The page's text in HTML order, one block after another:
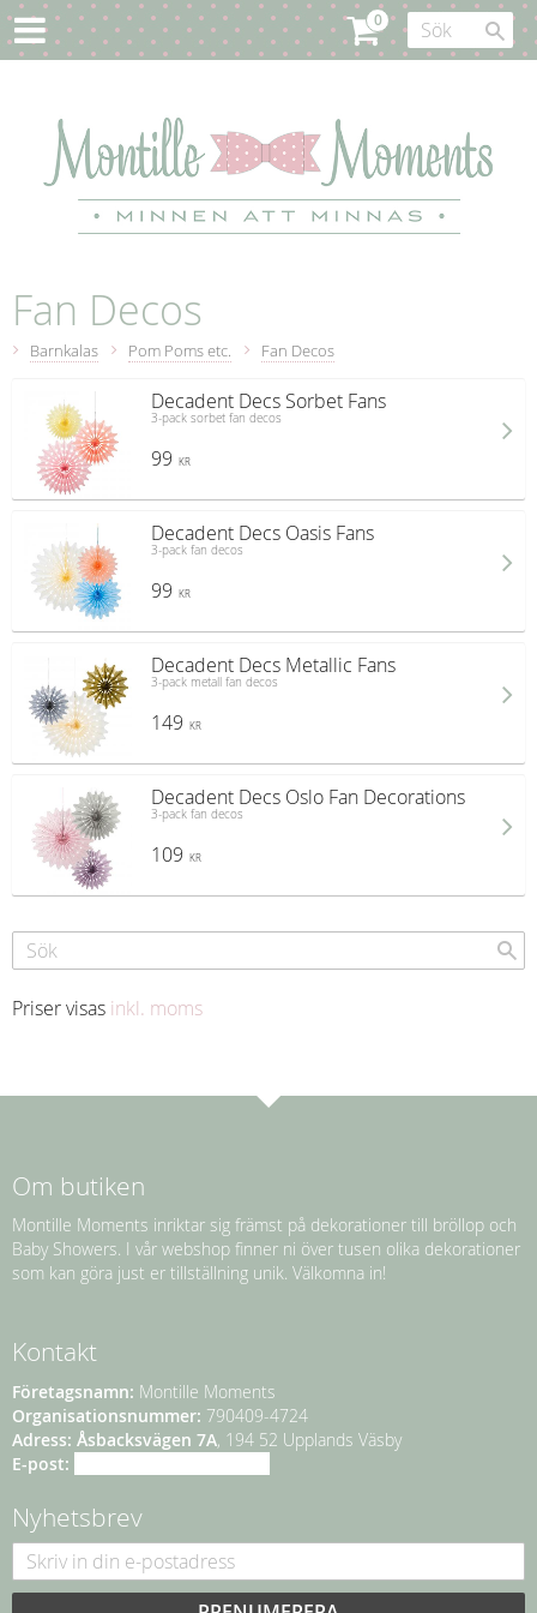
Fan Decos
Barnkalas Pom Poms etc. Fan Decos
Decadent Decs Sorbet Fans
3-pack sorbet fan decos
99 KR
Decadent Decs Oasis Fans
3-pack fan decos
99 KR
Decadent Decs Metallic Fans
3-pack metall fan decos
149 KR
Decadent Decs Oslo Fan Decorations
3-pack fan decos
109 KR
Priser visas inkl. moms
Om butiken
Montille Moments inriktar sig främst på dekorationer till bröllop och
Baby Showers. I vår webshop finner ni över tusen olika dekorationer
som kan göra just er tillställning unik. Välkomna in!
Kontakt
Företagsnamn: Montille Moments
Organisationsnummer: 790409-4724
Adress: Åsbacksvägen 7A, 194 52 Upplands Väsby
E-post:
Nyhetsbrev